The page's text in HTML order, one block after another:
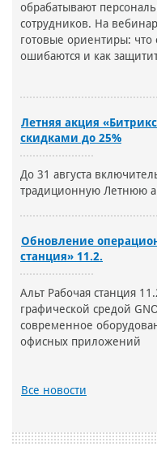
обрабатывают
сотрудников. На
готовые ориентиры: что
ошибаются и как
Летняя акция
скидками до 25%
До 31 августа
традиционную Летнюю
Обновление
станция» 11.2.
Альт Рабочая станция
графической средой
современное
офисных приложений
Все новости